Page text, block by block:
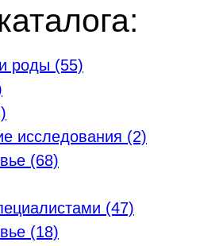
роды (55)
исследования (2)
(68)
(47)
(18)